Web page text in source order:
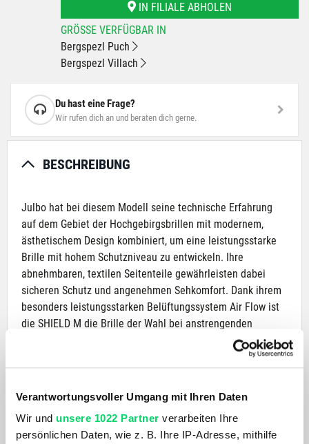
Verantwortungsvoller Umgang mit Ihren Daten
Wir und unsere 1022 Partner verarbeiten Ihre
persönlichen Daten, wie z. B. Ihre IP-Adresse, mithilfe
IN FILIALE ABHOLEN
GRÖSSE VERFÜGBAR IN
Bergspezl Puch
Bergspezl Villach
Du hast eine Frage?
Wir rufen dich an und beraten dich gerne.
BESCHREIBUNG
Julbo hat bei diesem Modell seine technische Erfahrung
auf dem Gebiet der Hochgebirgsbrillen mit modernem,
ästhetischem Design kombiniert, um eine leistungsstarke
Brille mit hohem Schutzniveau zu entwickeln. Ihre
abnehmbaren, textilen Seitenteile gewährleisten dabei
sicheren Schutz und angenehmen Sehkomfort. Dank ihrem
besonders leistungsstarken Belüftungssystem Air Flow ist
die SHIELD M die Brille der Wahl bei anstrengenden
Anstiegen. Mit ihren gewölbten Grip Tech Bügeln und
Design für einen zusätzlichen Coolness-Faktor im Gebirge.
PRODUKTDETAILS